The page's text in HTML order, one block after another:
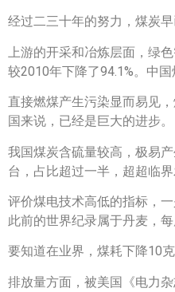
经过二三十年的努力，煤炭
上游的开采和冶炼层面，绿
较2010年下降了94.1%。中
直接燃煤产生污染显而易见
国来说，已经是巨大的进步。
我国煤炭含硫量较高，极易
台，占比超过一半，超超临
评价煤电技术高低的指标，
此前的世界纪录属于丹麦，
要知道在业界，煤耗下降10
排放量方面，被美国《电力